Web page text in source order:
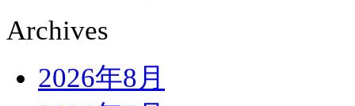
Archives
2026年8月